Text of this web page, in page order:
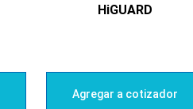
HiGUARD
Agregar a cotizador